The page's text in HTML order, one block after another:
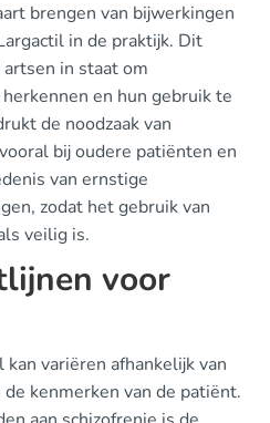
brengen van bijwerkingen
in de praktijk. Dit
in staat om
en hun gebruik te
de noodzaak van
bij oudere patiënten en
van ernstige
zodat het gebruik van
veilig is.
voor
variëren afhankelijk van
kenmerken van de patiënt.